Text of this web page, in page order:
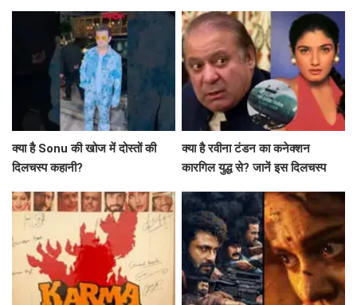
क्या है Sonu की खोज में दोस्तों की
दिलचस्प कहानी?
क्या है रवीना टंडन का कनेक्शन
कारगिल युद्ध से? जानें इस दिलचस्प